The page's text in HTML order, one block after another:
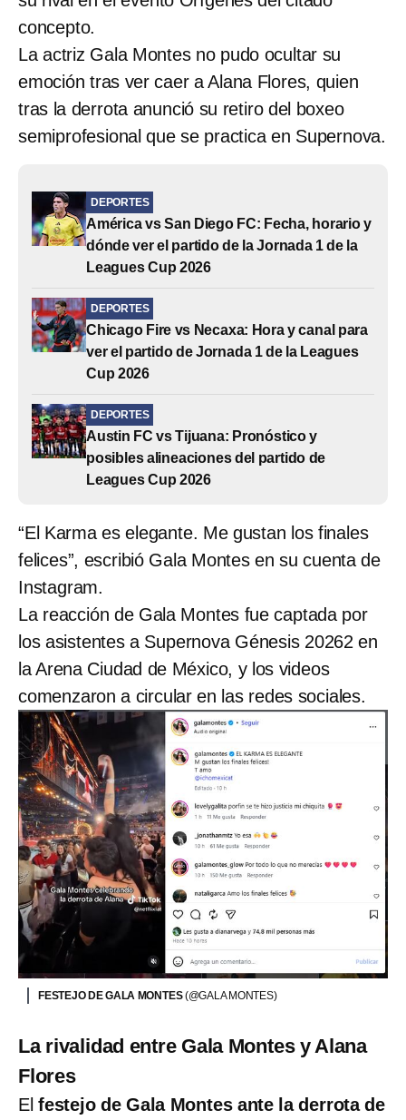
concepto.
La actriz Gala Montes no pudo ocultar su
emoción tras ver caer a Alana Flores, quien
tras la derrota anunció su retiro del boxeo
semiprofesional que se practica en Supernova.
DEPORTES
América vs San Diego FC: Fecha, horario y
dónde ver el partido de la Jornada 1 de la
Leagues Cup 2026
DEPORTES
Chicago Fire vs Necaxa: Hora y canal para
ver el partido de Jornada 1 de la Leagues
Cup 2026
DEPORTES
Austin FC vs Tijuana: Pronóstico y
posibles alineaciones del partido de
Leagues Cup 2026
“El Karma es elegante. Me gustan los finales
felices”, escribió Gala Montes en su cuenta de
Instagram.
La reacción de Gala Montes fue captada por
los asistentes a Supernova Génesis 20262 en
la Arena Ciudad de México, y los videos
comenzaron a circular en las redes sociales.
FESTEJO DE GALA MONTES(@GALA MONTES)
La rivalidad entre Gala Montes y Alana
Flores
El festejo de Gala Montes ante la derrota de